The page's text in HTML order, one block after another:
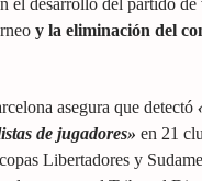
y la eliminación del
asegura que detectó
de jugadores»en 21
Libertadores y